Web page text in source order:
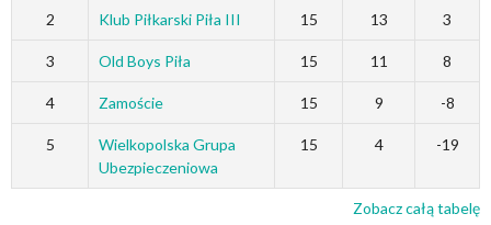
2 Klub Piłkarski Piła III 15 13 3
3 Old Boys Piła 15 11 8
4 Zamoście 15 9 -8
5
Wielkopolska Grupa
Ubezpieczeniowa
15 4 -19
Zobacz całą tabelę